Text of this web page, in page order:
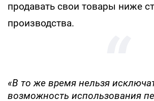
продавать свои товары ниже
производства.
«В то же время нельзя
возможность использования